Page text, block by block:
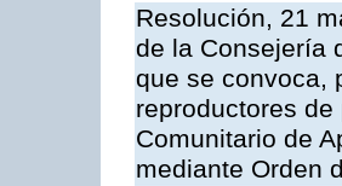
Resolución, 21
de la Consejería
que se convoca,
reproductores
Comunitario de
mediante Orden